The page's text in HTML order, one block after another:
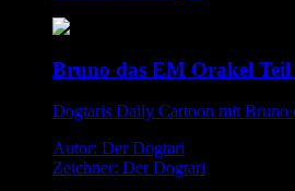
Bruno das EM Orakel Teil
Dogtaris Daily Cartoon mit Bruno
Autor: Der Dogtari
Zeichner: Der Dogtari